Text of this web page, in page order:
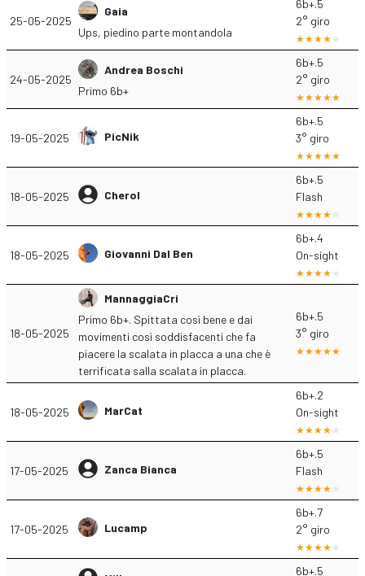
25-05-2025
Gaia
Ups, piedino parte montandola
6b+.5
2° giro
24-05-2025
Andrea Boschi
Primo 6b+
6b+.5
2° giro
19-05-2025 PicNik
6b+.5
3° giro
18-05-2025 Cherol
6b+.5
Flash
18-05-2025 Giovanni Dal Ben
6b+.4
On-sight
18-05-2025
MannaggiaCri
Primo 6b+. Spittata così bene e dai
movimenti così soddisfacenti che fa
piacere la scalata in placca a una che è
terrificata salla scalata in placca.
6b+.5
3° giro
18-05-2025 MarCat
6b+.2
On-sight
17-05-2025 Zanca Bianca
6b+.5
Flash
17-05-2025 Lucamp
6b+.7
2° giro
6b+.5